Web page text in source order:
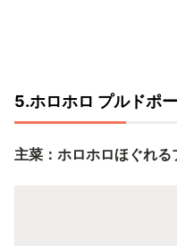
5.ホロホロ プルドポ
主菜：ホロホロほぐれる